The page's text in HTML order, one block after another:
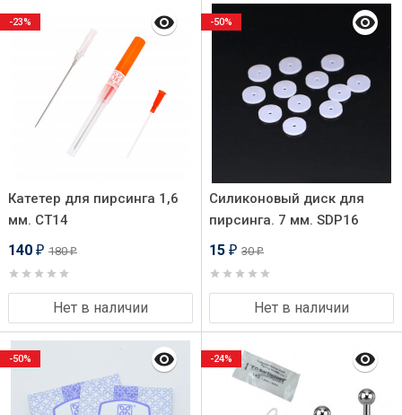
Катетер для пирсинга 1,6
мм. СT14
140 ₽ 180₽
Нет в наличии
-23%
Силиконовый диск для
пирсинга. 7 мм. SDP16
15 ₽ 30₽
Нет в наличии
-50%
-50% -24%